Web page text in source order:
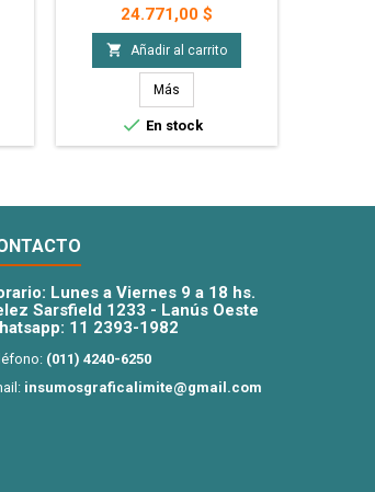
1
en planchas A4. Ideales para
personalizar, regaleria y mas! -
10 Planchas A4 de Iman
Sublimable
Precio
24.771,00 $
 Añadir al carrito
Más
 En stock
Lunes a Viernes 9 a 18 hs.
Sarsfield 1233 - Lanús Oeste
11 2393-1982
(011) 4240-6250
insumosgraficalimite@gmail.com